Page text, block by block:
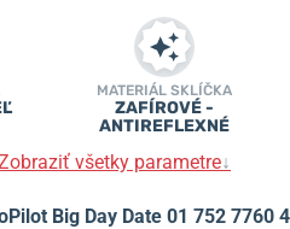
MATERIÁL SKLÍČKA
ZAFÍROVÉ -
ANTIREFLEXNÉ
všetky parametre↓
Big Day Date 01 752 7760